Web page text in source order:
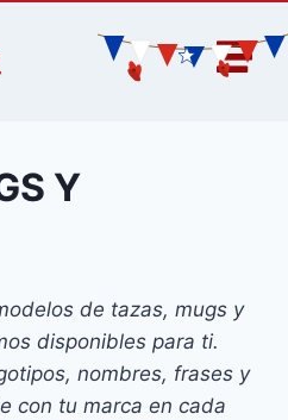
Y
de tazas, mugs y
disponibles para ti.
nombres, frases y
con tu marca en cada